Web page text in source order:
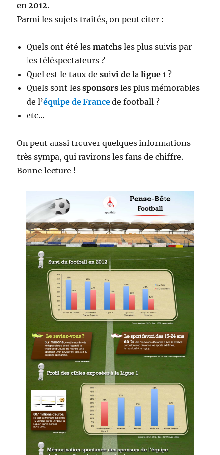
en 2012.
Parmi les sujets traités, on peut citer :
Quels ont été lesmatchs les plus suivis par
les téléspectateurs ?
Quel est le taux desuivi de la ligue 1 ?
Quels sont lessponsors les plus mémorables
de l’équipe de France de football ?
etc…
On peut aussi trouver quelques informations
très sympa, qui ravirons les fans de chiffre.
Bonne lecture !